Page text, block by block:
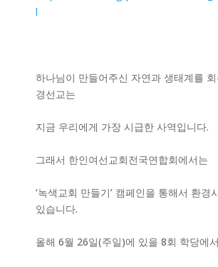
l
하나님이 만들어주신 자연과 생태계를
경선교는
지금 우리에게 가장 시급한 사역입니다.
그래서 한인여선교회전국연합회에서는
‘녹색교회 만들기’ 캠페인을 통해서 환경
있습니다.
올해 6월 26일(주일)에 있을 8회 학당에